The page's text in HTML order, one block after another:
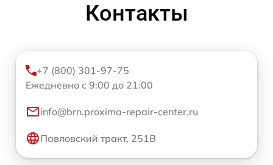
Контакты
+7 (800) 301-97-75
Ежедневно с 9:00 до 21:00
info@brn.proxima-repair-center.ru
Павловский тракт, 251В